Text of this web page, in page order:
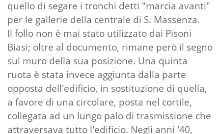
quello di segare i tronchi detti "marcia avanti"
per le gallerie della centrale di S. Massenza.
Il follo non è mai stato utilizzato dai Pisoni
Biasi; oltre al documento, rimane però il segno
sul muro della sua posizione. Una quinta
ruota è stata invece aggiunta dalla parte
opposta dell'edificio, in sostituzione di quella,
a favore di una circolare, posta nel cortile,
collegata ad un lungo palo di trasmissione che
attraversava tutto l'edificio. Negli anni '40,